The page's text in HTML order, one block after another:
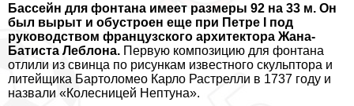
Бассейн для фонтана имеет размеры 92 на 33 м. Он
был вырыт и обустроен еще при Петре I под
руководством французского архитектора Жана-
Батиста Лeблона. Первую композицию для фонтана
отлили из свинца по рисункам известного скульптора и
литейщика Бартоломео Карло Растрелли в 1737 году и
назвали «Колесницей Нептуна».